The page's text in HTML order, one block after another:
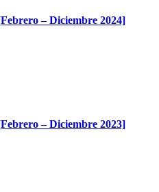
– Diciembre 2024]
– Diciembre 2023]